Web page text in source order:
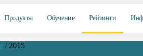
Продукты Обучение Рейтинги
/ 2015